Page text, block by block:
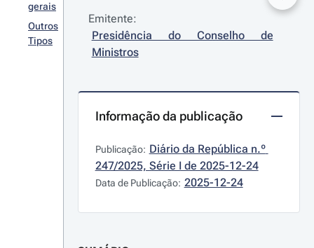
gerais
Outros
Tipos
Emitente:
Presidência do Conselho de
Ministros
Informação da publicação
Publicação: Diário da República n.º
247/2025, Série I de 2025-12-24
Data de Publicação: 2025-12-24